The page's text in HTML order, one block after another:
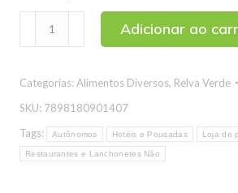
130g
quantidade
Adicionar ao
Categorias: Alimentos Diversos, Relva Verde
SKU: 7898180901407
Tags:
Autônomos Hotéis e Pousadas Loja de
Restaurantes e Lanchonetes Não